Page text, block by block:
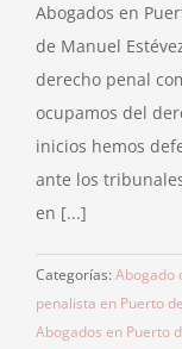
Abogados en
de Manuel
derecho penal
ocupamos del
inicios hemos
ante los
en [...]
Categorías: Abogado
penalista en Puerto
Abogados en Puerto